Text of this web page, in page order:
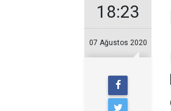
18:23
07 Ağustos 2020